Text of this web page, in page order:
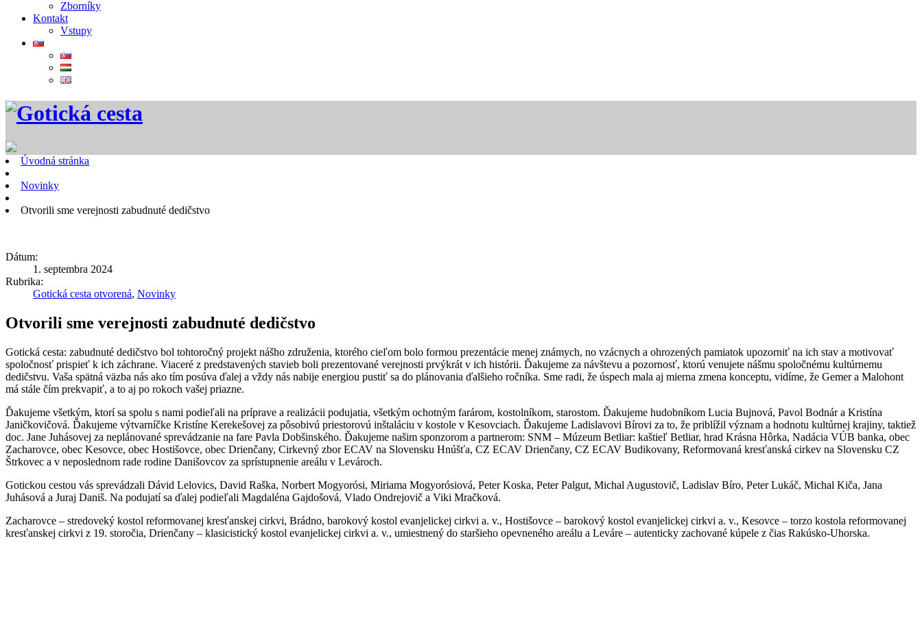
Zborníky
Kontakt
Vstupy
Úvodná stránka
Novinky
Otvorili sme verejnosti zabudnuté dedičstvo
Dátum:
1. septembra 2024
Rubrika:
Gotická cesta otvorená, Novinky
Otvorili sme verejnosti zabudnuté dedičstvo
Gotická cesta: zabudnuté dedičstvo bol tohtoročný projekt nášho združenia, ktorého cieľom bolo formou prezentácie menej známych, no vzácnych a ohrozených pamiatok upozorniť na ich stav a motivovať
spoločnosť prispieť k ich záchrane. Viaceré z predstavených stavieb boli prezentované verejnosti prvýkrát v ich histórii. Ďakujeme za návštevu a pozornosť, ktorú venujete nášmu spoločnému kultúrnemu
dedičstvu. Vaša spätná väzba nás ako tím posúva ďalej a vždy nás nabije energiou pustiť sa do plánovania ďalšieho ročníka. Sme radi, že úspech mala aj mierna zmena konceptu, vidíme, že Gemer a Malohont
má stále čím prekvapiť, a to aj po rokoch vašej priazne.
Ďakujeme všetkým, ktorí sa spolu s nami podieľali na príprave a realizácii podujatia, všetkým ochotným farárom, kostolníkom, starostom. Ďakujeme hudobníkom Lucia Bujnová, Pavol Bodnár a Kristína
Janičkovičová. Ďakujeme výtvarníčke Kristíne Kerekešovej za pôsobivú priestorovú inštaláciu v kostole v Kesovciach. Ďakujeme Ladislavovi Bírovi za to, že priblížil význam a hodnotu kultúrnej krajiny, taktiež
doc. Jane Juhásovej za neplánované sprevádzanie na fare Pavla Dobšinského. Ďakujeme našim sponzorom a partnerom: SNM – Múzeum Betliar: kaštieľ Betliar, hrad Krásna Hôrka, Nadácia VÚB banka, obec
Zacharovce, obec Kesovce, obec Hostišovce, obec Drienčany, Cirkevný zbor ECAV na Slovensku Hnúšťa, CZ ECAV Drienčany, CZ ECAV Budikovany, Reformovaná kresťanská cirkev na Slovensku CZ
Štrkovec a v neposlednom rade rodine Danišovcov za sprístupnenie areálu v Levároch.
Gotickou cestou vás sprevádzali Dávid Lelovics, David Raška, Norbert Mogyorósi, Miriama Mogyorósiová, Peter Koska, Peter Palgut, Michal Augustovič, Ladislav Bíro, Peter Lukáč, Michal Kiča, Jana
Juhásová a Juraj Daniš. Na podujatí sa ďalej podieľali Magdaléna Gajdošová, Vlado Ondrejovič a Viki Mračková.
Zacharovce – stredoveký kostol reformovanej kresťanskej cirkvi, Brádno, barokový kostol evanjelickej cirkvi a. v., Hostišovce – barokový kostol evanjelickej cirkvi a. v., Kesovce – torzo kostola reformovanej
kresťanskej cirkvi z 19. storočia, Drienčany – klasicistický kostol evanjelickej cirkvi a. v., umiestnený do staršieho opevneného areálu a Leváre – autenticky zachované kúpele z čias Rakúsko-Uhorska.